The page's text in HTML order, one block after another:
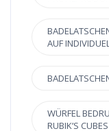
AUF
WÜRFEL
RUBIK’S